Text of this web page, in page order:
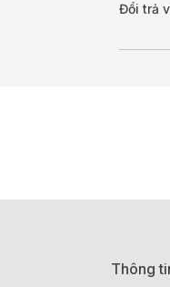
Đổi trả
Thông